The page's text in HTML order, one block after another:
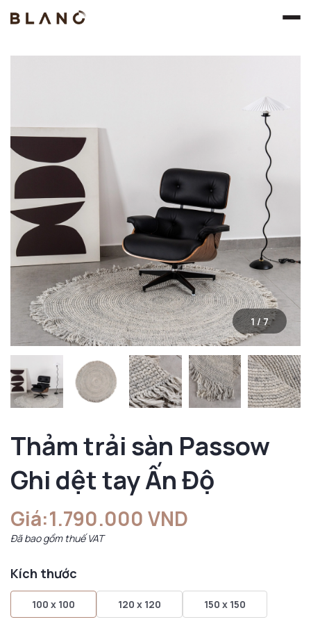
1/7
Thảm trải sàn Passow
Ghi dệt tay Ấn Độ
Giá:1.790.000 VND
Đã bao gồm thuế VAT
Kích thước
100 x 100 120 x 120 150 x 150